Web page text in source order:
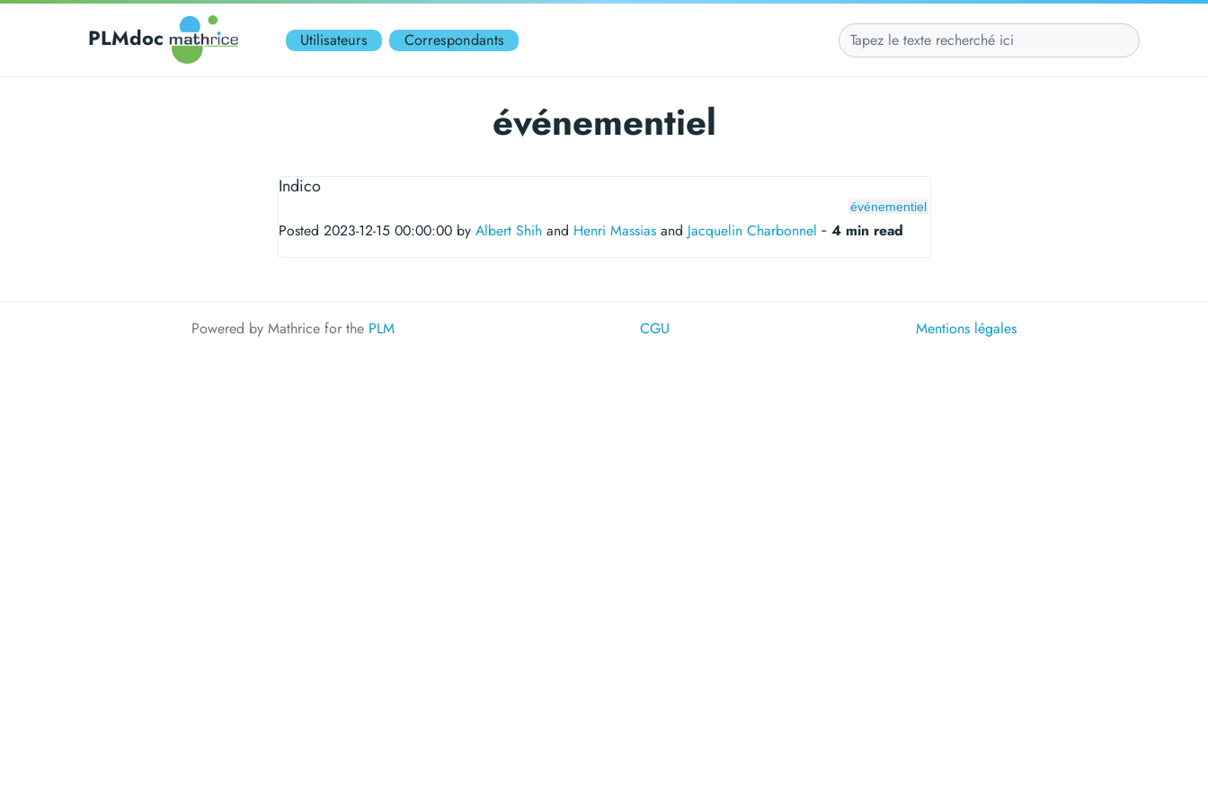
PLMdoc Utilisateurs Correspondants
événementiel
Indico
événementiel
Posted 2023-12-15 00:00:00 by Albert Shih and Henri Massiasand Jacquelin Charbonnel ‐ 4 min read
Powered by Mathrice for the PLM CGU Mentions légales